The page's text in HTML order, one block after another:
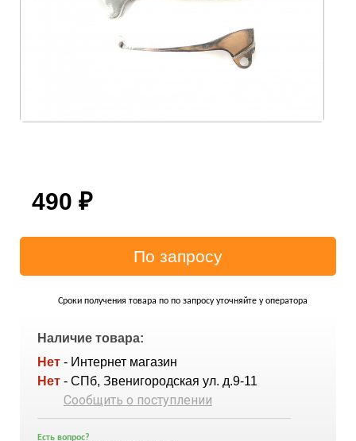
490 ₽
Сроки получения товара по по запросу уточняйте у оператора
Наличие товара:
Нет - Интернет магазин
Нет - СПб, Звенигородская ул. д.9-11
Сообщить о поступлении
Есть вопрос?